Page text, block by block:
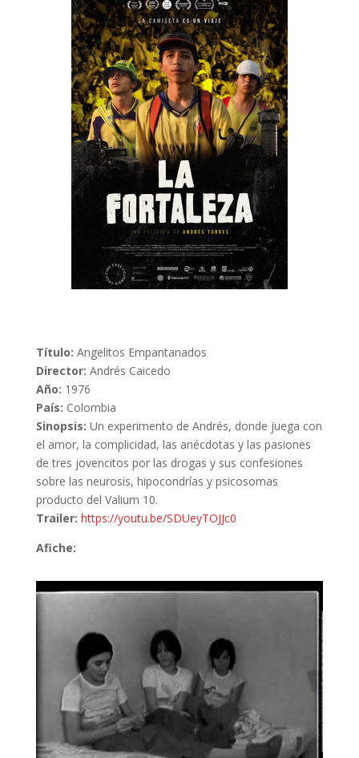
Título: Angelitos Empantanados
Director: Andrés Caicedo
Año: 1976
País: Colombia
Sinopsis: Un experimento de Andrés, donde juega con
el amor, la complicidad, las anécdotas y las pasiones
de tres jovencitos por las drogas y sus confesiones
sobre las neurosis, hipocondrías y psicosomas
producto del Valium 10.
Trailer: https://youtu.be/SDUeyTOJJc0
Afiche: